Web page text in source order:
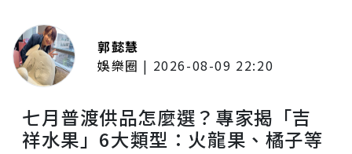
郭懿慧
娛樂圈 | 2026-08-09 22:20
七月普渡供品怎麼選？專家揭「吉
祥水果」6大類型：火龍果、橘子等